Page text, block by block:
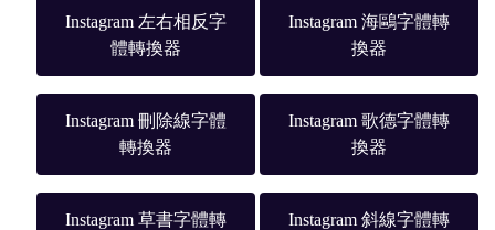
Instagram 左右相反字
體轉換器
Instagram 海鷗字體轉
換器
Instagram 刪除線字體
轉換器
Instagram 歌德字體轉
換器
Instagram 草書字體轉
Instagram 斜線字體轉